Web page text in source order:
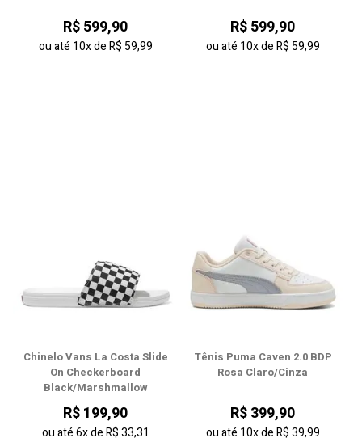
R$ 599,90
ou até 10xdeR$ 59,99
R$ 599,90
ou até 10xdeR$ 59,99
Chinelo Vans La Costa Slide
On Checkerboard
Black/Marshmallow
R$ 199,90
ou até6xdeR$ 33,31
Tênis Puma Caven 2.0 BDP
Rosa Claro/Cinza
R$ 399,90
ou até 10xdeR$ 39,99